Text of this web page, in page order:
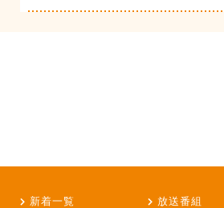
新着一覧 放送番組